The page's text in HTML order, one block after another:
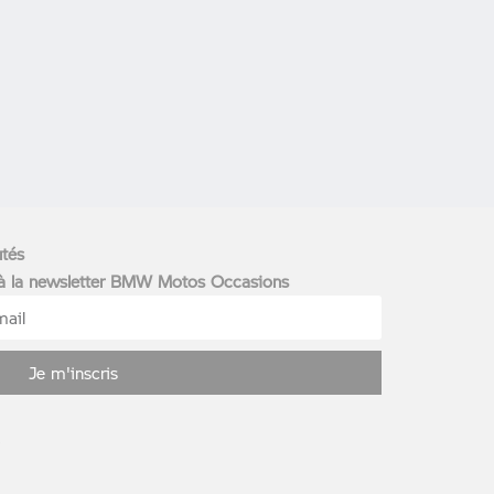
la newsletter BMW Motos Occasions
Je m'inscris